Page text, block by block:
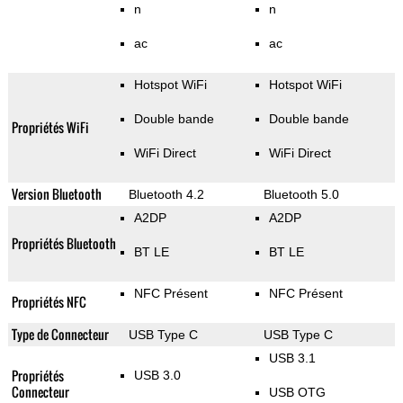
n
ac
n
ac
Propriétés WiFi
Hotspot WiFi
Double bande
WiFi Direct
Hotspot WiFi
Double bande
WiFi Direct
Version Bluetooth Bluetooth 4.2 Bluetooth 5.0
Propriétés Bluetooth
A2DP
BT LE
A2DP
BT LE
Propriétés NFC NFC Présent NFC Présent
Type de Connecteur USB Type C USB Type C
Propriétés
Connecteur
USB 3.0
USB 3.1
USB OTG